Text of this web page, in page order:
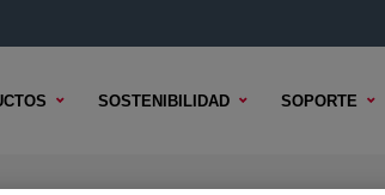
SOSTENIBILIDAD SOPORTE